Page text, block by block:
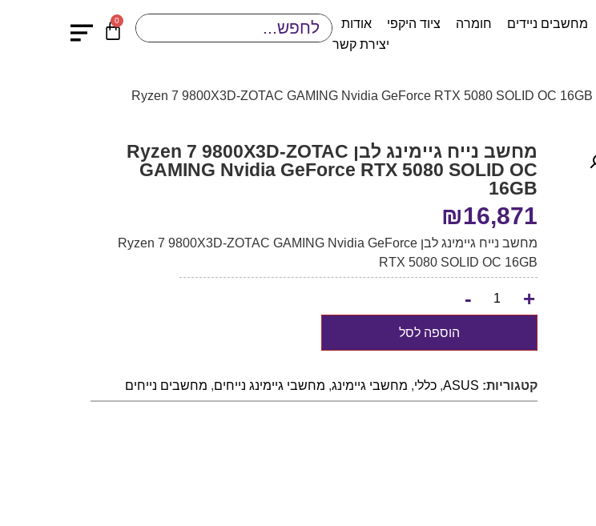
מחשבים ניידים חומרה ציוד היקפי
אודות
יצירת קשר
0
מחשב נייח גיימינג לבן Ryzen 7 9800X3D-ZOTAC
GAMING Nvidia GeForce RTX 5080 SOLID OC
16GB
₪16,871
מחשב נייח גיימינג לבן Ryzen 7 9800X3D-ZOTAC GAMING Nvidia GeForce
RTX 5080 SOLID OC 16GB
+
-
הוספה לסל
קטגוריות: ASUS
, כללי, מחשבי גיימינג, מחשבי גיימינג נייחים, מחשבים נייחים